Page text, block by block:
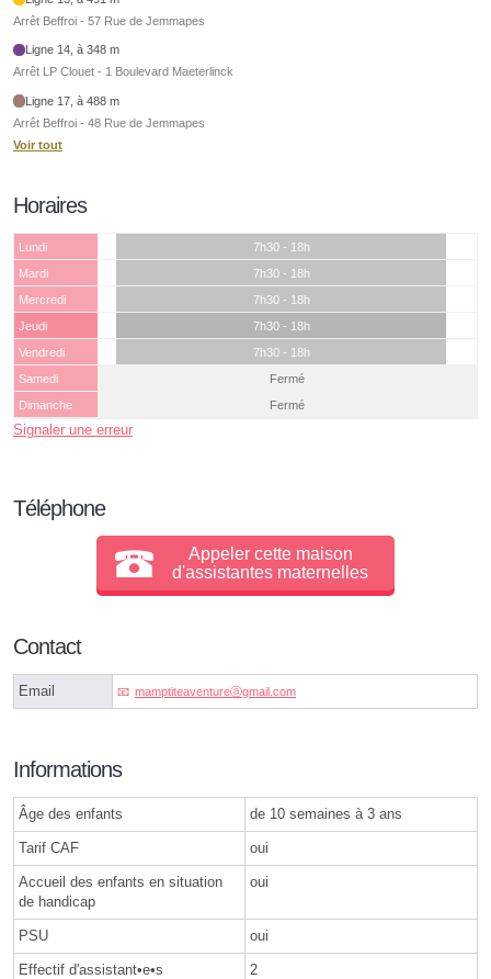
Arrêt Beffroi - 57 Rue de Jemmapes
Ligne 14, à 348 m
Arrêt LP Clouet - 1 Boulevard Maeterlinck
Ligne 17, à 488 m
Arrêt Beffroi - 48 Rue de Jemmapes
Voir tout
Horaires
Lundi
7h30 - 18h
Mardi
7h30 - 18h
Mercredi
7h30 - 18h
Jeudi
7h30 - 18h
Vendredi
7h30 - 18h
Samedi
Fermé
Dimanche
Fermé
Signaler une erreur
Téléphone
Appeler cette maison
d'assistantes maternelles
Contact
Email mamptiteaventureⓐgmail.com
Informations
Âge des enfants de 10 semaines à 3 ans
Tarif CAF oui
Accueil des enfants en situation
de handicap
oui
PSU oui
Effectif d'assistant•e•s
2